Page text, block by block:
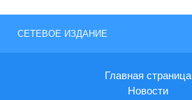
СЕТЕВОЕ ИЗДАНИЕ
Главная страница
Новости